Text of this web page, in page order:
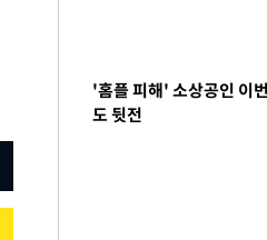
'홈플 피해' 소상공인 이
도 뒷전